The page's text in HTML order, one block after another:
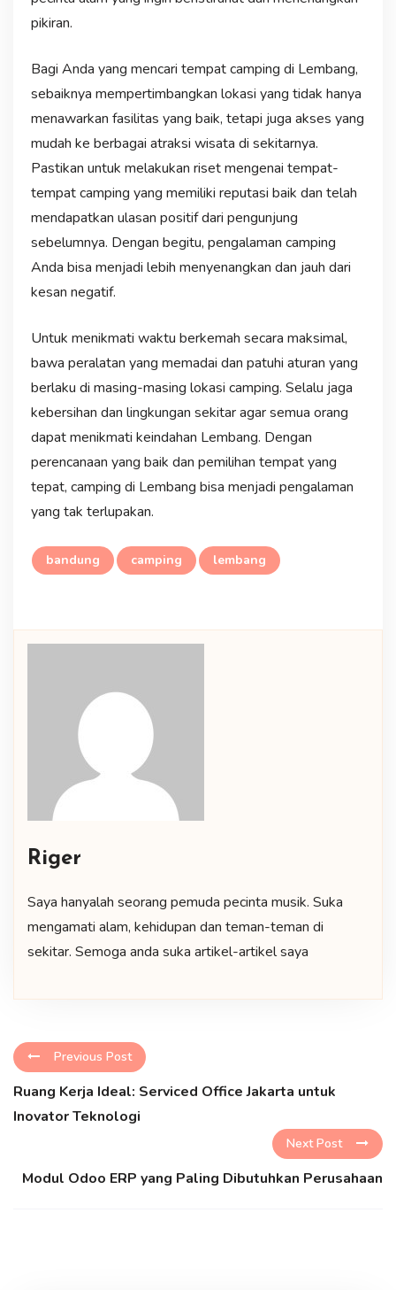
pikiran.
Bagi Anda yang mencari tempat camping di Lembang,
sebaiknya mempertimbangkan lokasi yang tidak hanya
menawarkan fasilitas yang baik, tetapi juga akses yang
mudah ke berbagai atraksi wisata di sekitarnya.
Pastikan untuk melakukan riset mengenai tempat-
tempat camping yang memiliki reputasi baik dan telah
mendapatkan ulasan positif dari pengunjung
sebelumnya. Dengan begitu, pengalaman camping
Anda bisa menjadi lebih menyenangkan dan jauh dari
kesan negatif.
Untuk menikmati waktu berkemah secara maksimal,
bawa peralatan yang memadai dan patuhi aturan yang
berlaku di masing-masing lokasi camping. Selalu jaga
kebersihan dan lingkungan sekitar agar semua orang
dapat menikmati keindahan Lembang. Dengan
perencanaan yang baik dan pemilihan tempat yang
tepat, camping di Lembang bisa menjadi pengalaman
yang tak terlupakan.
bandung camping lembang
Riger
Saya hanyalah seorang pemuda pecinta musik. Suka
mengamati alam, kehidupan dan teman-teman di
sekitar. Semoga anda suka artikel-artikel saya
Previous Post
Ruang Kerja Ideal: Serviced Office Jakarta untuk
Inovator Teknologi
Next Post
Modul Odoo ERP yang Paling Dibutuhkan Perusahaan